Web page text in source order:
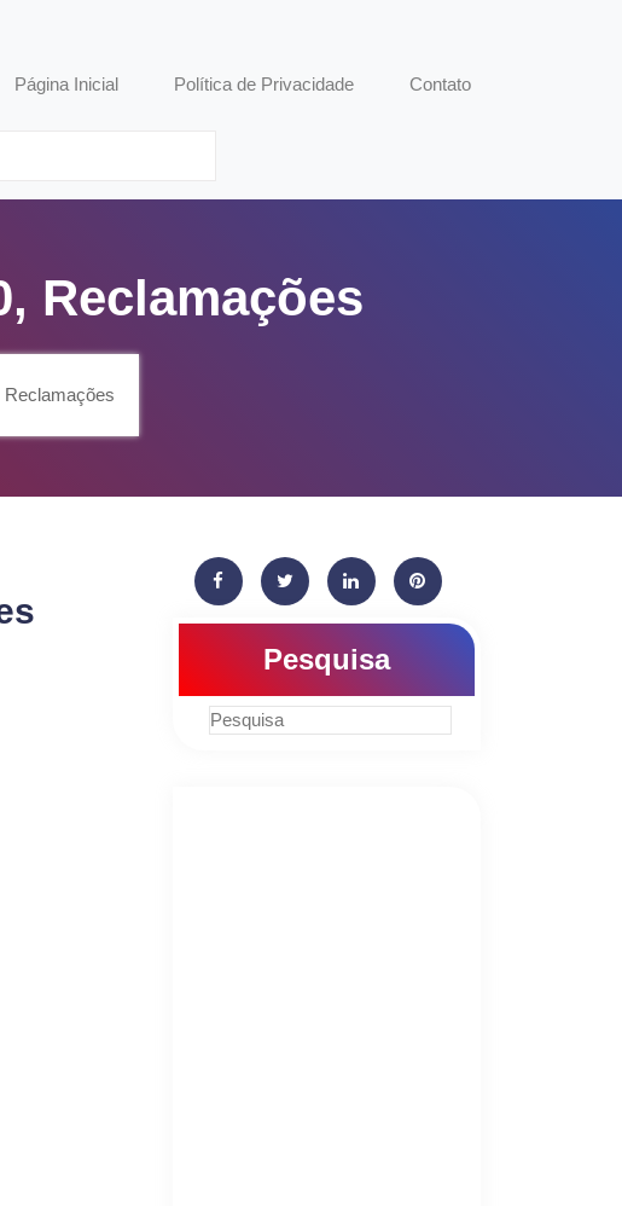
Página Inicial Política de Privacidade Contato
Reclamações
Reclamações
Pesquisa